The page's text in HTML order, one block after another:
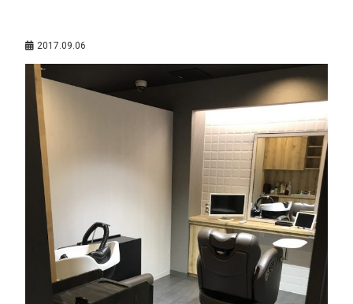
2017.09.06